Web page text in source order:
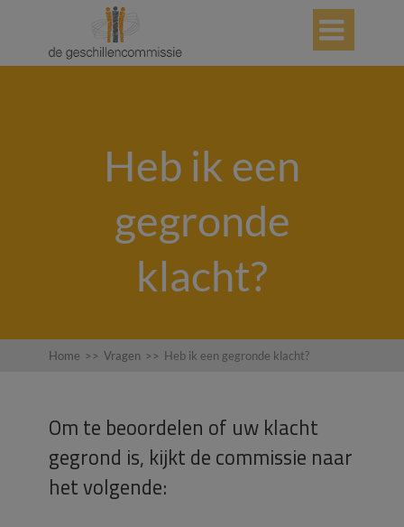

Heb ik een
gegronde
klacht?
Home >> Vragen >> Heb ik een gegronde klacht?
Om te beoordelen of uw klacht
gegrond is, kijkt de commissie naar
het volgende: